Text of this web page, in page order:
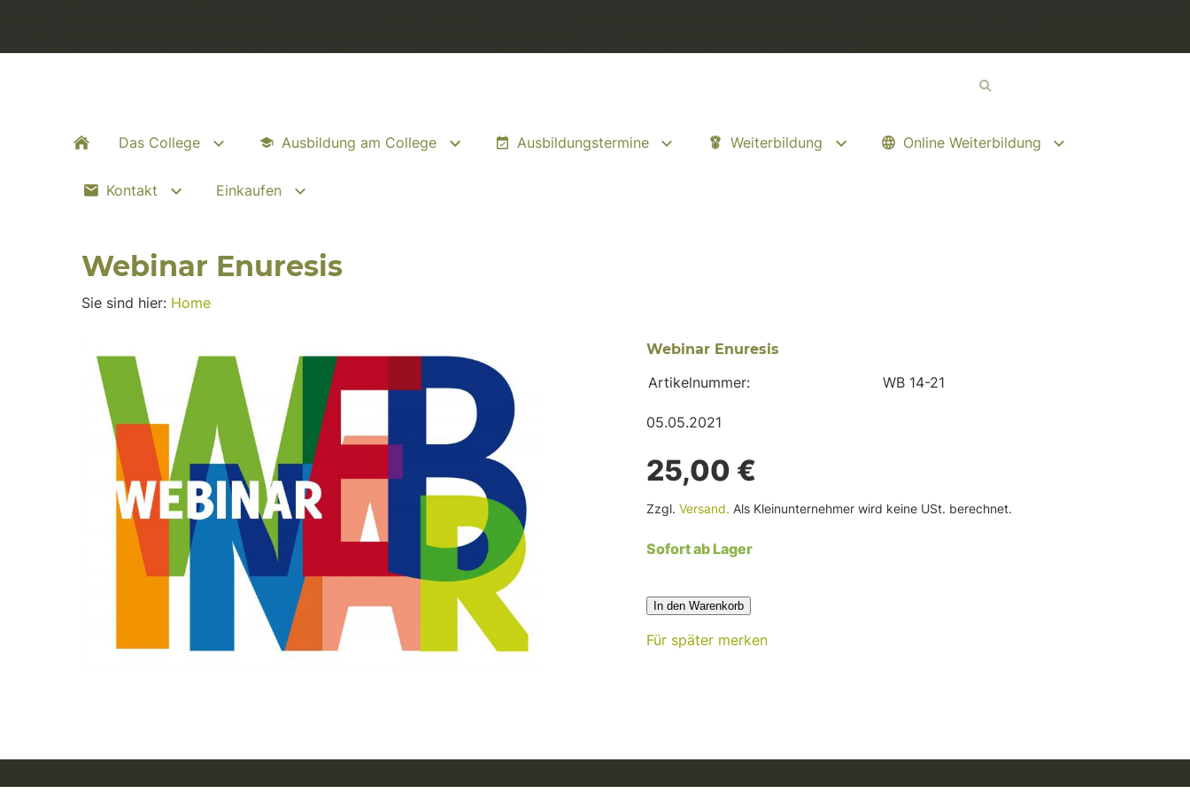
Das College Ausbildung am College Ausbildungstermine Weiterbildung Online Weiterbildung
Kontakt Einkaufen
Webinar Enuresis
Sie sind hier: Home
Webinar Enuresis
Artikelnummer: WB 14-21
05.05.2021
25,00 €
Zzgl. Versand. Als Kleinunternehmer wird keine USt. berechnet.
Sofort ab Lager
In den Warenkorb
Für später merken